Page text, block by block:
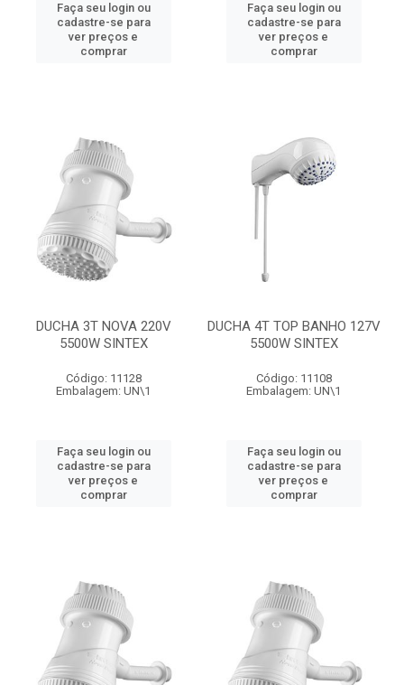
Faça seu login ou
cadastre-se para
ver preços e
comprar
Faça seu login ou
cadastre-se para
ver preços e
comprar
DUCHA 3T NOVA 220V
5500W SINTEX
Código: 11128
Embalagem: UN\1
Faça seu login ou
cadastre-se para
ver preços e
comprar
DUCHA 4T TOP BANHO 127V
5500W SINTEX
Código: 11108
Embalagem: UN\1
Faça seu login ou
cadastre-se para
ver preços e
comprar